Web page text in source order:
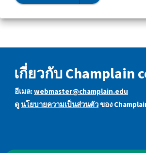
เกี่ยวกับ Champlain
อีเมล:webmaster@champlain.edu
ดูนโยบายความเป็นส่วนตัวของ